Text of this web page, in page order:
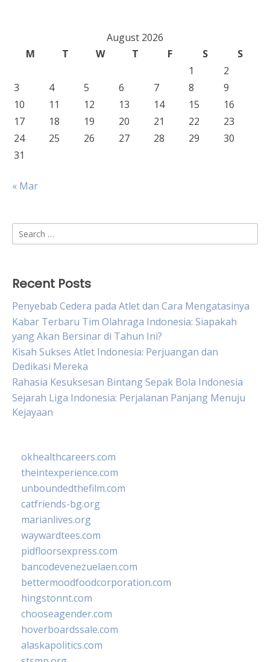
August 2026
M
T W T F S
S
1
2
3
4 5 6 7 8
9
10
11 12 13 14 15
16
17
18 19 20 21 22
23
24
25 26 27 28 29
30
31
« Mar
Search
for:
Recent Posts
Penyebab Cedera pada Atlet dan Cara Mengatasinya
Kabar Terbaru Tim Olahraga Indonesia: Siapakah
yang Akan Bersinar di Tahun Ini?
Kisah Sukses Atlet Indonesia: Perjuangan dan
Dedikasi Mereka
Rahasia Kesuksesan Bintang Sepak Bola Indonesia
Sejarah Liga Indonesia: Perjalanan Panjang Menuju
Kejayaan
okhealthcareers.com
theintexperience.com
unboundedthefilm.com
catfriends-bg.org
marianlives.org
waywardtees.com
pidfloorsexpress.com
bancodevenezuelaen.com
bettermoodfoodcorporation.com
hingstonnt.com
chooseagender.com
hoverboardssale.com
alaskapolitics.com